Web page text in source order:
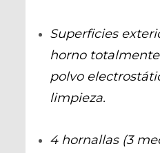
Superficies
horno
polvo
limpieza.
4 hornallas (3